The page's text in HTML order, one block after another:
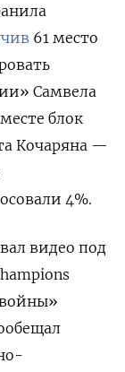
61 место
Самвела
блок
Кочаряна —
4%.
видео под
войны»